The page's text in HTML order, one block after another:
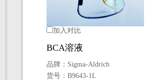
加入对比
BCA溶液
品牌： Sigma-Aldrich
货号： B9643-1L